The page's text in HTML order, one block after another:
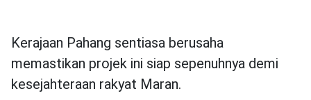
Kerajaan Pahang sentiasa berusaha
memastikan projek ini siap sepenuhnya demi
kesejahteraan rakyat Maran.